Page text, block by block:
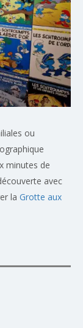
ou
minutes de
avec
la Grotte aux